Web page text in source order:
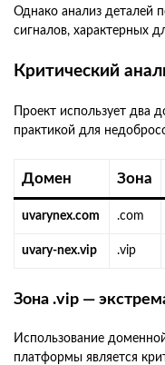
Однако анализ деталей
сигналов, характерных
Критический
Проект использует два
практикой для
Домен Зона
uvarynex.com .com
uvary-nex.vip .vip
Зона .vip —
Использование
платформы является